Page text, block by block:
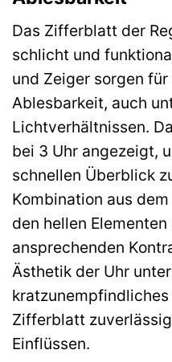
Das Zifferblatt der
schlicht und
und Zeiger sorgen
Ablesbarkeit, auch
Lichtverhältnissen.
bei 3 Uhr angezeigt,
schnellen Überblick
Kombination aus
den hellen
ansprechenden
Ästhetik der Uhr
Zifferblatt
Einflüssen.